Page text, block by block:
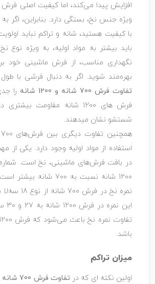
افزایش پیدا می‌کند، اما کیفیت اصلی فرش
ویژه جنس نخ، بستگی دارد. بنابراین، اگر
با کیفیت هستید، شانه و تراکم نباید
باید بیشتر به مواد اولیه، به ویژه نوع
نگهداری مناسب، از فرش ماشینی خود
بهره‌مند شوید. اگر به دنبال فرشی با طول
تفاوت فرش 700 شانه و 1200 شانه
را
فرش های 1200 شانه مقاومت
شستشو نشان میدهند.
استفاده از مواد اولیه وجود دارد. یکی از
در بافت فرش‌های ماشینی، نخ است.
1200 شانه نسبت به 700
نمره نخ در
باشد.
میزان تراکم
اولین نکته ای که درتفاوت فرش 700 شانه از 1200 شانه